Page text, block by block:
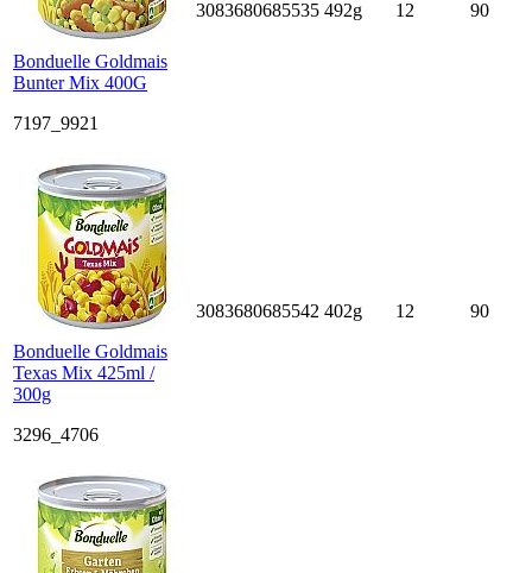
Bonduelle Goldmais
Bunter Mix 400G
7197_9921
3083680685535 492g 12 90
Bonduelle Goldmais
Texas Mix 425ml /
300g
3296_4706
3083680685542 402g 12 90